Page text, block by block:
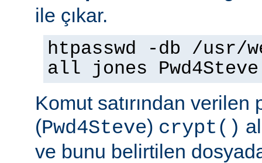
ile çıkar.
htpasswd -db /usr/
all jones Pwd4Steve
Komut satırından verilen
(Pwd4Steve) crypt()
ve bunu belirtilen